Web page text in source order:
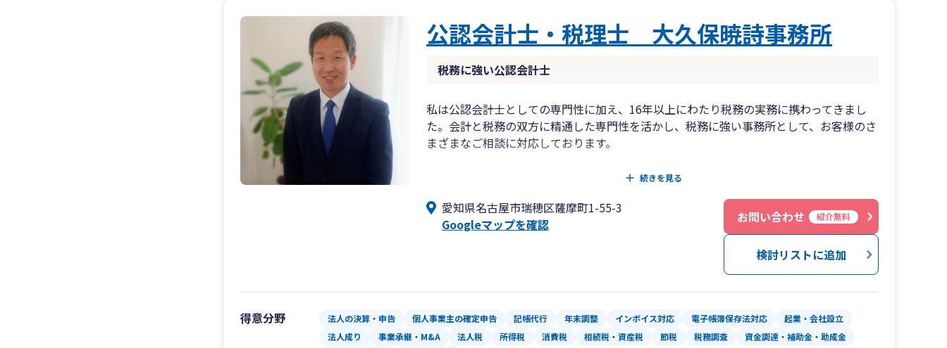
公認会計士・税理士 大久保暁詩事務所
税務に強い公認会計士
私は公認会計士としての専門性に加え、16年以上にわたり税務の実務に携わってきまし
た。会計と税務の双方に精通した専門性を活かし、税務に強い事務所として、お客様のさ
まざまなご相談に対応しております。
当事務所では、単に作業として申告書を作成するのではなく、お客様の状況や将来を見据
お客様の規模や業種を問わず、的確かつ柔軟に対応できる専門知識と体制を整え、それぞ
続きを見る
愛知県名古屋市瑞穂区薩摩町1-55-3
Googleマップを確認
お問い合わせ 紹介無料
検討リストに追加
得意分野 法人の決算・申告 個人事業主の確定申告 記帳代行 年末調整 インボイス対応 電子帳簿保存法対応
起業・会社設立
法人成り
事業承継・M&A 法人税 所得税 消費税 相続税・資産税 節税 税務調査
資金調達・補助金・助成金